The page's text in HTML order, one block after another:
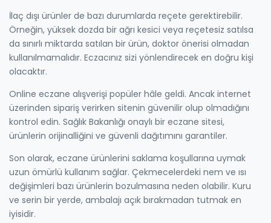
İlaç dışı ürünler de bazı durumlarda reçete gerektirebilir.
Örneğin, yüksek dozda bir ağrı kesici veya reçetesiz satılsa
da sınırlı miktarda satılan bir ürün, doktor önerisi olmadan
kullanılmamalıdır. Eczacınız sizi yönlendirecek en doğru kişi
olacaktır.
Online eczane alışverişi popüler hâle geldi. Ancak internet
üzerinden sipariş verirken sitenin güvenilir olup olmadığını
kontrol edin. Sağlık Bakanlığı onaylı bir eczane sitesi,
ürünlerin orijinalliğini ve güvenli dağıtımını garantiler.
Son olarak, eczane ürünlerini saklama koşullarına uymak
uzun ömürlü kullanım sağlar. Çekmecelerdeki nem ve ısı
değişimleri bazı ürünlerin bozulmasına neden olabilir. Kuru
ve serin bir yerde, ambalajı açık bırakmadan tutmak en
iyisidir.